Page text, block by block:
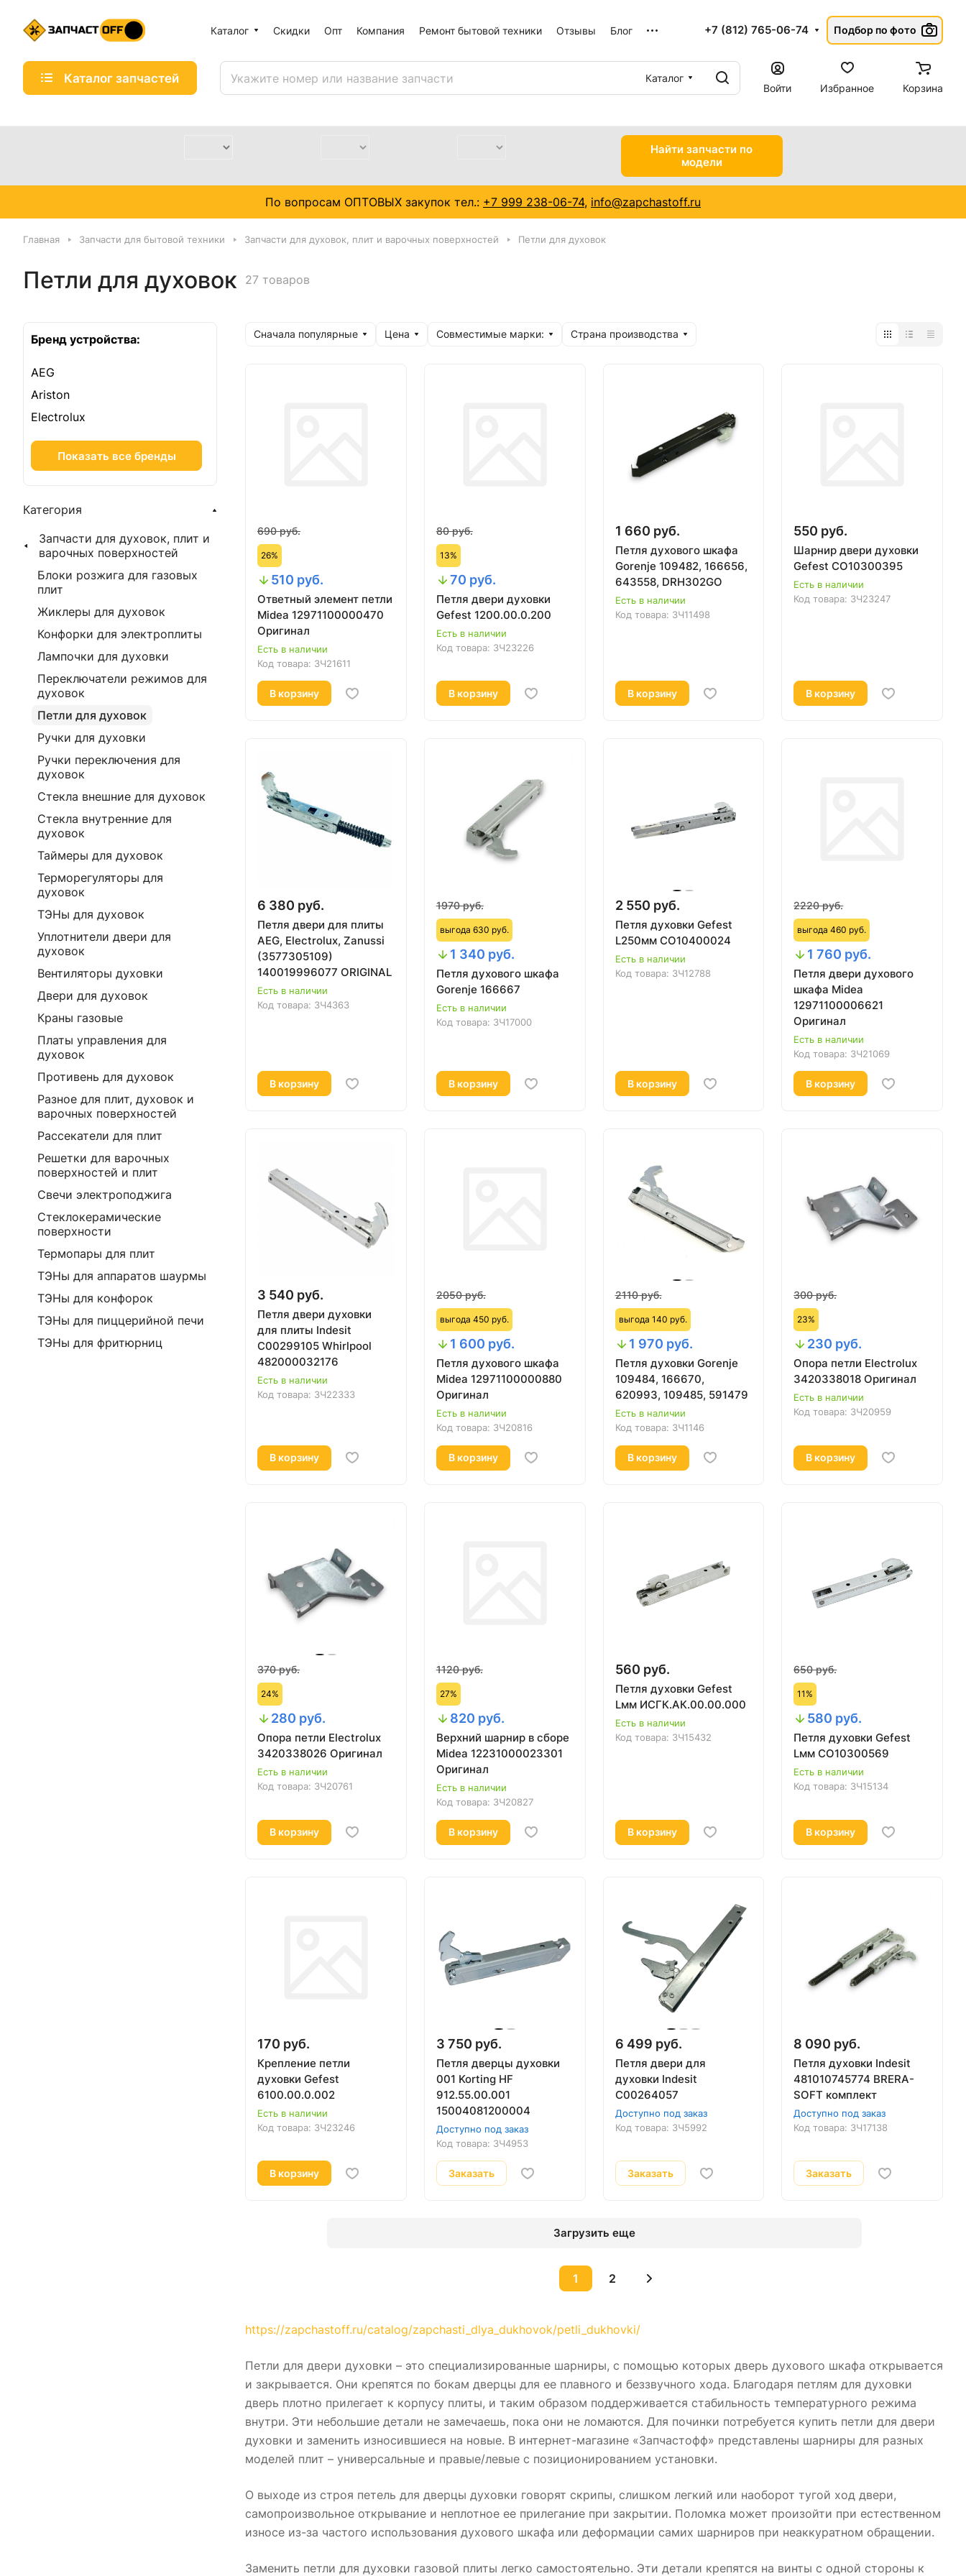
Каталог Скидки Опт Компания Ремонт бытовой техники Отзывы Блог +7 (812) 765-06-74 Подбор по фото
Каталог запчастей
Каталог
Войти
Избранное Корзина
Найти запчасти по
модели
По вопросам ОПТОВЫХ закупок тел.: +7 999 238-06-74, info@zapchastoff.ru
Главная Запчасти для бытовой техники Запчасти для духовок, плит и варочных поверхностей Петли для духовок
Петли для духовок 27 товаров
Сначала популярные Цена Совместимые марки: Страна производства
690 руб.
26%
510 руб.
Ответный элемент петли
Midea 12971100000470
Оригинал
Есть в наличии
Код товара: ЗЧ21611
В корзину
80 руб.
13%
70 руб.
Петля двери духовки
Gefest 1200.00.0.200
Есть в наличии
Код товара: ЗЧ23226
В корзину
1 660 руб.
Петля духового шкафа
Gorenje 109482, 166656,
643558, DRH302GO
Есть в наличии
Код товара: ЗЧ11498
В корзину
550 руб.
Шарнир двери духовки
Gefest СО10300395
Есть в наличии
Код товара: ЗЧ23247
В корзину
6 380 руб.
Петля двери для плиты
AEG, Electrolux, Zanussi
(3577305109)
140019996077 ORIGINAL
Есть в наличии
Код товара: ЗЧ4363
В корзину
1970 руб.
выгода 630 руб.
1 340 руб.
Петля духового шкафа
Gorenje 166667
Есть в наличии
Код товара: ЗЧ17000
В корзину
2 550 руб.
Петля духовки Gefest
L250мм СО10400024
Есть в наличии
Код товара: ЗЧ12788
В корзину
2220 руб.
выгода 460 руб.
1 760 руб.
Петля двери духового
шкафа Midea
12971100006621
Оригинал
Есть в наличии
Код товара: ЗЧ21069
В корзину
3 540 руб.
Петля двери духовки
для плиты Indesit
C00299105 Whirlpool
482000032176
Есть в наличии
Код товара: ЗЧ22333
В корзину
2050 руб.
выгода 450 руб.
1 600 руб.
Петля духового шкафа
Midea 12971100000880
Оригинал
Есть в наличии
Код товара: ЗЧ20816
В корзину
2110 руб.
выгода 140 руб.
1 970 руб.
Петля духовки Gorenje
109484, 166670,
620993, 109485, 591479
Есть в наличии
Код товара: ЗЧ1146
В корзину
300 руб.
23%
230 руб.
Опора петли Electrolux
3420338018 Оригинал
Есть в наличии
Код товара: ЗЧ20959
В корзину
370 руб.
24%
280 руб.
Опора петли Electrolux
3420338026 Оригинал
Есть в наличии
Код товара: ЗЧ20761
В корзину
1120 руб.
27%
820 руб.
Верхний шарнир в сборе
Midea 12231000023301
Оригинал
Есть в наличии
Код товара: ЗЧ20827
В корзину
560 руб.
Петля духовки Gefest
Lмм ИСГК.АК.00.00.000
Есть в наличии
Код товара: ЗЧ15432
В корзину
650 руб.
11%
580 руб.
Петля духовки Gefest
Lмм СО10300569
Есть в наличии
Код товара: ЗЧ15134
В корзину
170 руб.
Крепление петли
духовки Gefest
6100.00.0.002
Есть в наличии
Код товара: ЗЧ23246
В корзину
3 750 руб.
Петля дверцы духовки
001 Korting HF
912.55.00.001
15004081200004
Доступно под заказ
Код товара: ЗЧ4953
Заказать
6 499 руб.
Петля двери для
духовки Indesit
C00264057
Доступно под заказ
Код товара: ЗЧ5992
Заказать
8 090 руб.
Петля духовки Indesit
481010745774 BRERA-
SOFT комплект
Доступно под заказ
Код товара: ЗЧ17138
Заказать
Загрузить еще
1 2
https://zapchastoff.ru/catalog/zapchasti_dlya_dukhovok/petli_dukhovki/
Петли для двери духовки – это специализированные шарниры, с помощью которых дверь духового шкафа открывается
и закрывается. Они крепятся по бокам дверцы для ее плавного и беззвучного хода. Благодаря петлям для духовки
дверь плотно прилегает к корпусу плиты, и таким образом поддерживается стабильность температурного режима
внутри. Эти небольшие детали не замечаешь, пока они не ломаются. Для починки потребуется купить петли для двери
духовки и заменить износившиеся на новые. В интернет-магазине «Запчастофф» представлены шарниры для разных
моделей плит – универсальные и правые/левые с позиционированием установки.
О выходе из строя петель для дверцы духовки говорят скрипы, слишком легкий или наоборот тугой ход двери,
самопроизвольное открывание и неплотное ее прилегание при закрытии. Поломка может произойти при естественном
износе из-за частого использования духового шкафа или деформации самих шарниров при неаккуратном обращении.
Заменить петли для духовки газовой плиты легко самостоятельно. Эти детали крепятся на винты с одной стороны к
Бренд устройства:
AEG
Ariston
Electrolux
Показать все бренды
Категория
Запчасти для духовок, плит и
варочных поверхностей
Блоки розжига для газовых
плит
Жиклеры для духовок
Конфорки для электроплиты
Лампочки для духовки
Переключатели режимов для
духовок
Петли для духовок
Ручки для духовки
Ручки переключения для
духовок
Стекла внешние для духовок
Стекла внутренние для
духовок
Таймеры для духовок
Терморегуляторы для
духовок
ТЭНы для духовок
Уплотнители двери для
духовок
Вентиляторы духовки
Двери для духовок
Краны газовые
Платы управления для
духовок
Противень для духовок
Разное для плит, духовок и
варочных поверхностей
Рассекатели для плит
Решетки для варочных
поверхностей и плит
Свечи электроподжига
Стеклокерамические
поверхности
Термопары для плит
ТЭНы для аппаратов шаурмы
ТЭНы для конфорок
ТЭНы для пиццерийной печи
ТЭНы для фритюрниц